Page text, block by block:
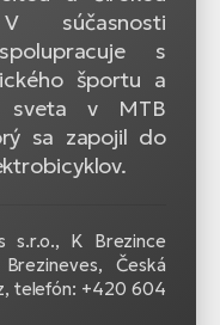
súčasnosti
s
športu a
sveta v MTB
sa zapojil do
s.r.o., K Brezince
Česká
telefón: +420 604